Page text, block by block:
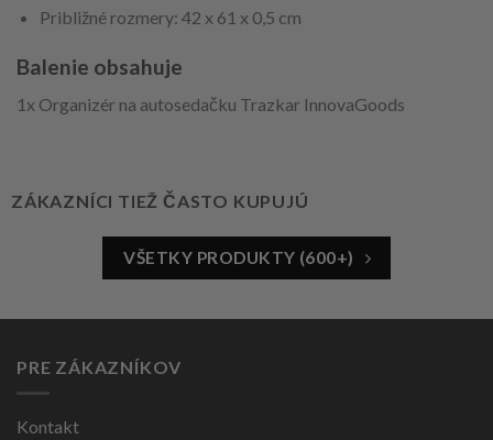
Približné rozmery: 42 x 61 x 0,5 cm
Balenie obsahuje
1x Organizér na autosedačku Trazkar InnovaGoods
ZÁKAZNÍCI TIEŽ ČASTO KUPUJÚ
VŠETKY PRODUKTY (600+)
PRE ZÁKAZNÍKOV
Kontakt